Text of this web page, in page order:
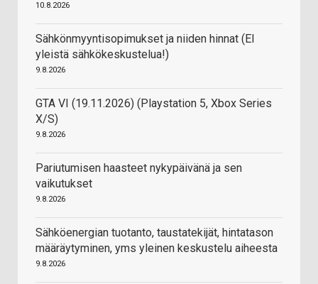
10.8.2026
Sähkönmyyntisopimukset ja niiden hinnat (EI
yleistä sähkökeskustelua!)
9.8.2026
GTA VI (19.11.2026) (Playstation 5, Xbox Series
X/S)
9.8.2026
Pariutumisen haasteet nykypäivänä ja sen
vaikutukset
9.8.2026
Sähköenergian tuotanto, taustatekijät, hintatason
määräytyminen, yms yleinen keskustelu aiheesta
9.8.2026